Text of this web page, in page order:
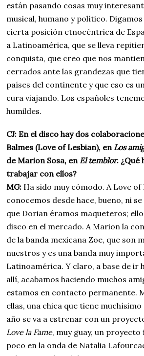
están pasando cosas muy
musical, humano y político. Digamos
cierta posición etnocéntrica de
a Latinoamérica, que se lleva
conquista, que creo que nos
cerrados ante las grandezas que
países del continente y que eso es
cura viajando. Los españoles
humildes.
CJ: En el disco hay dos
Balmes (Love of Lesbian), en Los
de Marion Sosa, en El temblor. ¿Qué
trabajar con ellos?
MG: Ha sido muy cómodo. A Love of
conocemos desde hace, bueno, ni se
que Dorian éramos maqueteros;
disco en el mercado. A Marion la
de la banda mexicana Zoe, que son
nuestros y es una banda muy
Latinoamérica. Y claro, a base de ir
allí, acabamos haciendo muchos
estamos en contacto permanente.
ellas, una chica que tiene
año se va a estrenar con un
Love la Fame, muy guay, un proyecto
poco en la onda de Natalia